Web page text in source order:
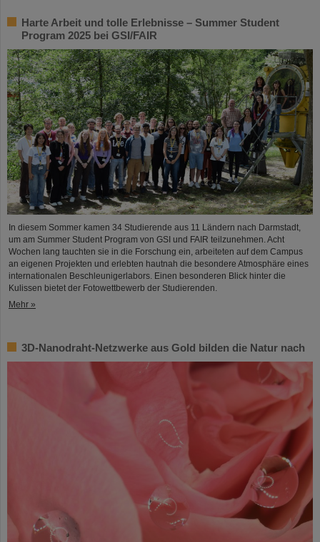
Harte Arbeit und tolle Erlebnisse – Summer Student
Program 2025 bei GSI/FAIR
In diesem Sommer kamen 34 Studierende aus 11 Ländern nach Darmstadt,
um am Summer Student Program von GSI und FAIR teilzunehmen. Acht
Wochen lang tauchten sie in die Forschung ein, arbeiteten auf dem Campus
an eigenen Projekten und erlebten hautnah die besondere Atmosphäre eines
internationalen Beschleunigerlabors. Einen besonderen Blick hinter die
Kulissen bietet der Fotowettbewerb der Studierenden.
Mehr »
3D-Nanodraht-Netzwerke aus Gold bilden die Natur nach